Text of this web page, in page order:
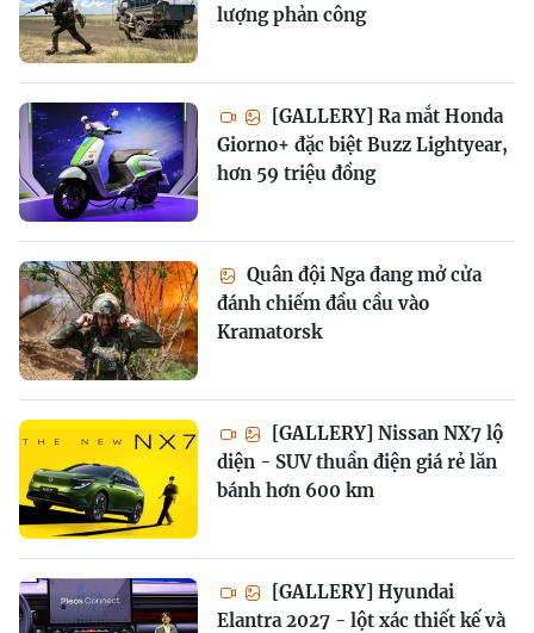
lượng phản công
[GALLERY] Ra mắt Honda
Giorno+ đặc biệt Buzz Lightyear,
hơn 59 triệu đồng
Quân đội Nga đang mở cửa
đánh chiếm đầu cầu vào
Kramatorsk
[GALLERY] Nissan NX7 lộ
diện - SUV thuần điện giá rẻ lăn
bánh hơn 600 km
[GALLERY] Hyundai
Elantra 2027 - lột xác thiết kế và